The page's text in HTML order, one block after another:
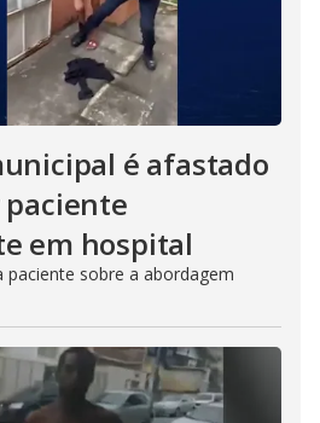
é afastado
paciente
em hospital
paciente sobre a abordagem